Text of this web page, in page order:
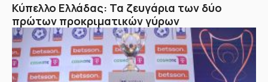
Κύπελλο Ελλάδας: Τα ζευγάρια των δύο
πρώτων προκριματικών γύρων